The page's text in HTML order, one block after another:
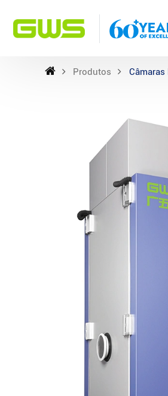
Produtos Câmaras